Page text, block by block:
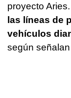
proyecto Aries.
las líneas de
vehículos
según